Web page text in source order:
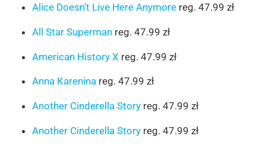
Alice Doesn’t Live Here Anymorereg. 47.99 zł
All Star Supermanreg. 47.99 zł
American History X reg. 47.99 zł
Anna Kareninareg. 47.99 zł
Another Cinderella Storyreg. 47.99 zł
Another Cinderella Storyreg. 47.99 zł